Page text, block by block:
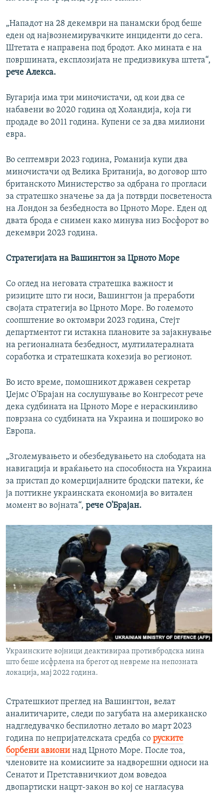
„Нападот на 28 декември на панамски брод беше
еден од највознемирувачките инциденти до сега.
Штетата е направена под бродот. Ако мината е на
површината, експлозијата не предизвикува штета“,
рече Алекса.
Бугарија има три миночистачи, од кои два се
набавени во 2020 година од Холандија, која ги
продаде во 2011 година. Купени се за два милиони
евра.
Во септември 2023 година, Романија купи два
миночистачи од Велика Британија, во договор што
британското Министерство за одбрана го прогласи
за стратешко значење за да ја потврди посветеноста
на Лондон за безбедноста во Црното Море. Еден од
двата брода е снимен како минува низ Босфорот во
декември 2023 година.
Стратегијата на Вашингтон за Црното Море
Со оглед на неговата стратешка важност и
ризиците што ги носи, Вашингтон ја преработи
својата стратегија во Црното Море. Во големото
соопштение во октомври 2023 година, Стејт
департментот ги истакна плановите за зајакнување
на регионалната безбедност, мултилатералната
соработка и стратешката кохезија во регионот.
Во исто време, помошникот државен секретар
Џејмс О'Брајан на сослушување во Конгресот рече
дека судбината на Црното Море е нераскинливо
поврзана со судбината на Украина и пошироко во
Европа.
„Зголемувањето и обезбедувањето на слободата на
навигација и враќањето на способноста на Украина
за пристап до комерцијалните бродски патеки, ќе
ја поттикне украинската економија во витален
момент во војната“, рече О'Брајан.
Украинските војници деактивираа противбродска мина
што беше исфрлена на брегот од невреме на непозната
локација, мај 2022 година.
Стратешкиот преглед на Вашингтон, велат
аналитичарите, следи по загубата на американско
надгледувачко беспилотно летало во март 2023
година по непријателската средба со руските
борбени авиони над Црното Море. После тоа,
членовите на комисиите за надворешни односи на
Сенатот и Претставничкиот дом воведоа
двопартиски нацрт-закон во кој се нагласува